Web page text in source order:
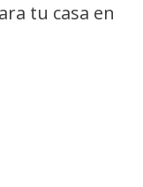
tu casa en